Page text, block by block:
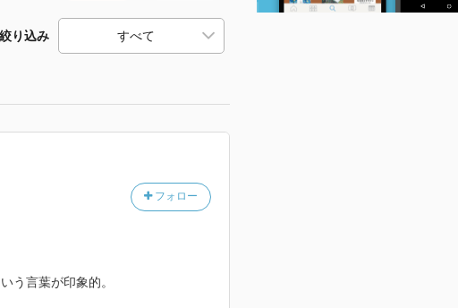
絞り込み
フォロー
う言葉が印象的。